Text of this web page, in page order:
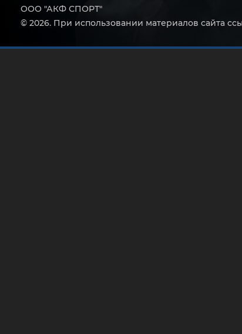
ООО "АКФ СПОРТ"
© 2026. При использовании материалов сайта